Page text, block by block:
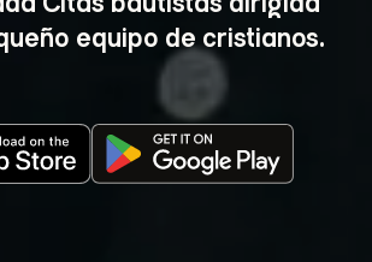
equipo de cristianos.